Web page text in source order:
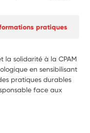
pratiques
la solidarité à la CPAM
en sensibilisant
pratiques durables
face aux